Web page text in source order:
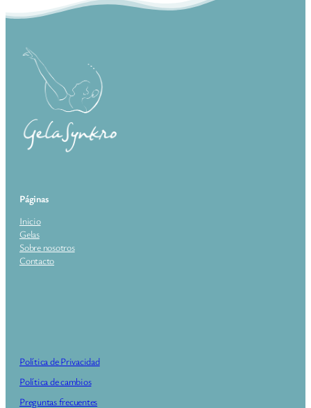
Páginas
Inicio
Gelas
Sobre nosotros
Contacto
Política de Privacidad
Política de cambios
Preguntas frecuentes